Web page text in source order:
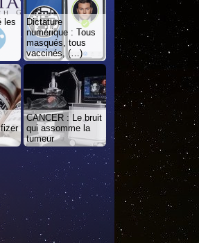
les
Dictature
numérique : Tous
masqués, tous
vaccinés, (…)
CANCER : Le bruit
qui assomme la
tumeur